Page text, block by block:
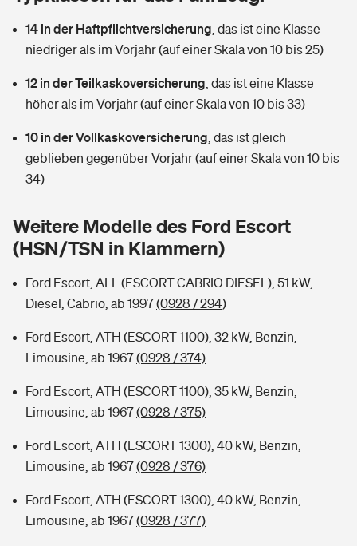
Wer versichert was: Jetzt Versicherer finden
Sie haben Fragen?
Mietkautionsversicherung
Restkreditversicherung
Zur Übersicht
Hochwasser-Check: Wie gefährdet ist Ihr Haus?
Wer versichert was: Jetzt Versicherer finden
Sie haben Fragen?
Kinderinvalidität
Reiseversicherung
Pferdehalter-Haftpflicht
Private Cyberversicherung
Musikinstrumentenversicherung
Zur Übersicht
Tools
Kinderunfall-Check: Mehr Sicherheit für deine Kids
Sie haben Fragen?
Tierkrankenversicherung
Wer versichert was: Jetzt Versicherer finden
Sie haben Fragen?
Rentenrechner: Wie viel Geld bekomme ich im Alter?
14 in der Haftpflichtversicherung das ist eine Klasse
niedriger als im Vorjahr (auf einer Skala von 10 bis 25)
12 in der Teilkaskoversicherung das ist eine Klasse
höher als im Vorjahr (auf einer Skala von 10 bis 33)
10 in der Vollkaskoversicherung das ist gleich
geblieben gegenüber Vorjahr (auf einer Skala von 10 bis
34)
Weitere Modelle des Ford Escort
(HSN/TSN in Klammern)
Ford Escort, ALL (ESCORT CABRIO DIESEL), 51 kW,
Diesel, Cabrio, ab 1997(0928 / 294)
Ford Escort, ATH (ESCORT 1100), 32 kW, Benzin,
Limousine, ab 1967(0928 / 374)
Ford Escort, ATH (ESCORT 1100), 35 kW, Benzin,
Limousine, ab 1967(0928 / 375)
Ford Escort, ATH (ESCORT 1300), 40 kW, Benzin,
Limousine, ab 1967(0928 / 376)
Ford Escort, ATH (ESCORT 1300), 40 kW, Benzin,
Limousine, ab 1967(0928 / 377)